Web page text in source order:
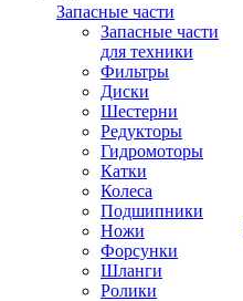
Запасные части
Запасные части
для техники
Фильтры
Диски
Шестерни
Редукторы
Гидромоторы
Катки
Колеса
Подшипники
Ножи
Форсунки
Шланги
Ролики